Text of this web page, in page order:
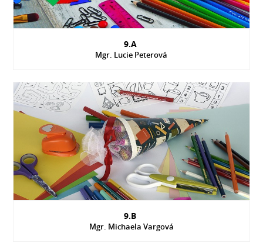
9.A
Mgr. Lucie Peterová
9.B
Mgr. Michaela Vargová